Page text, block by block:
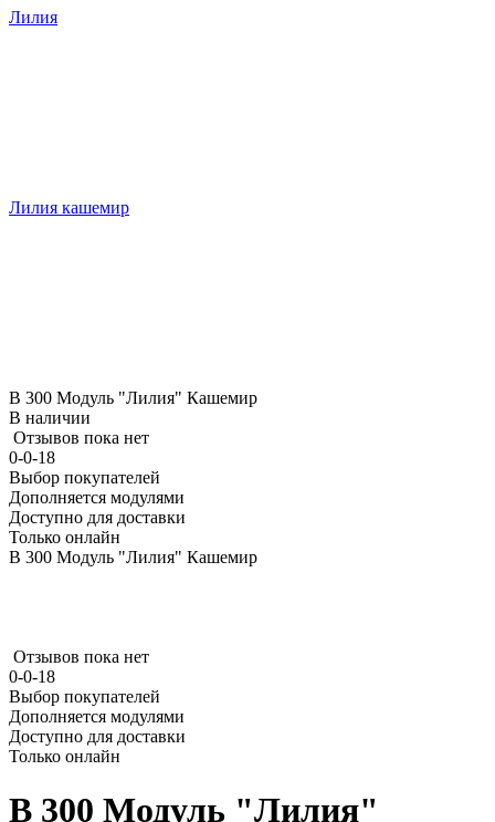
Лилия
Лилия кашемир
В 300 Модуль "Лилия" Кашемир
В наличии
Отзывов пока нет
0-0-18
Выбор покупателей
Дополняется модулями
Доступно для доставки
Только онлайн
В 300 Модуль "Лилия" Кашемир
Отзывов пока нет
0-0-18
Выбор покупателей
Дополняется модулями
Доступно для доставки
Только онлайн
В 300 Модуль "Лилия"